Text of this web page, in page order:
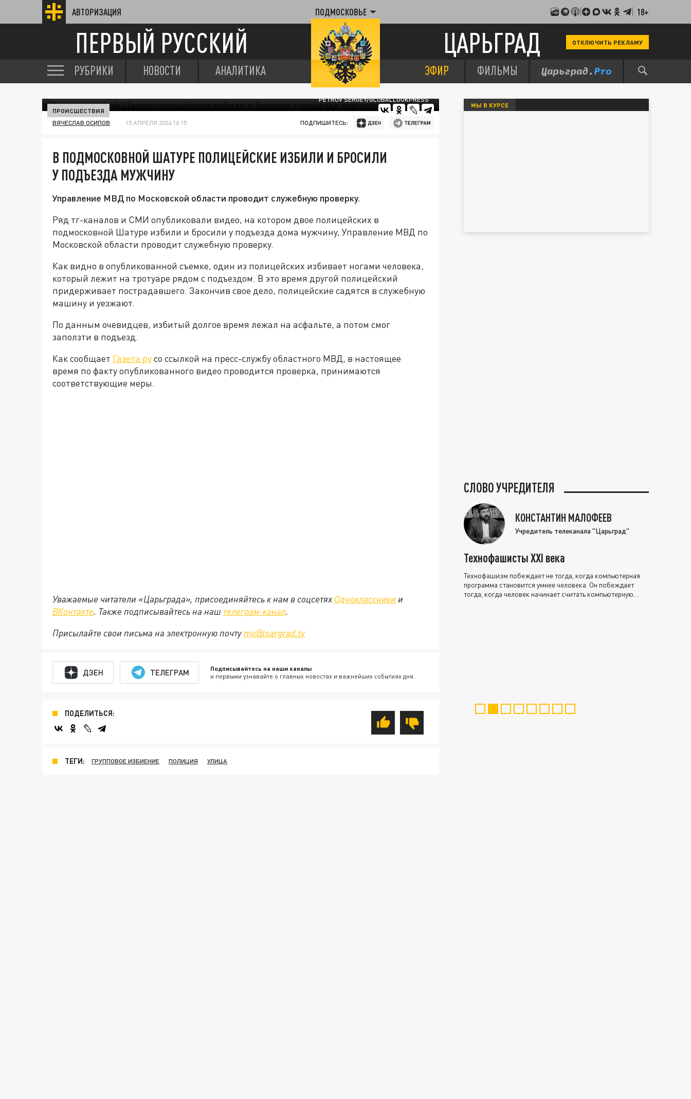
АВТОРИЗАЦИЯ ПОДМОСКОВЬЕ 18+
ПЕРВЫЙ РУССКИЙ ЦАРЬГРАД ОТКЛЮЧИТЬ РЕКЛАМУ
РУБРИКИ НОВОСТИ АНАЛИТИКА ЭФИР ФИЛЬМЫ
PETROV SERGEY/GLOBALLOOKPRESS
ПРОИСШЕСТВИЯ
ВЯЧЕСЛАВ ОСИПОВ 15 АПРЕЛЯ 2024 16:15 ПОДПИШИТЕСЬ:
В ПОДМОСКОВНОЙ ШАТУРЕ ПОЛИЦЕЙСКИЕ ИЗБИЛИ И БРОСИЛИ
У ПОДЪЕЗДА МУЖЧИНУ
Управление МВД по Московской области проводит служебную проверку.
Ряд тг-каналов и СМИ опубликовали видео, на котором двое полицейских в
подмосковной Шатуре избили и бросили у подъезда дома мужчину, Управление МВД по
Московской области проводит служебную проверку.
Как видно в опубликованной съемке, один из полицейских избивает ногами человека,
который лежит на тротуаре рядом с подъездом. В это время другой полицейский
придерживает пострадавшего. Закончив свое дело, полицейские садятся в служебную
машину и уезжают.
По данным очевидцев, избитый долгое время лежал на асфальте, а потом смог
заползти в подъезд.
Как сообщает Газета русо ссылкой на пресс-службу областного МВД, в настоящее
время по факту опубликованного видео проводится проверка, принимаются
соответствующие меры.
Уважаемые читатели «Царьграда», присоединяйтесь к нам в соцсетях Одноклассники и
ВКонтакте. Также подписывайтесь на наш телеграм-канал.
Присылайте свои письма на электронную почту mo@tsargrad.tv
ДЗЕН ТЕЛЕГРАМ Подписывайтесь на наши каналы
и первыми узнавайте о главных новостях и важнейших событиях дня.
ПОДЕЛИТЬСЯ:
ТЕГИ: ГРУППОВОЕ ИЗБИЕНИЕ ПОЛИЦИЯ УЛИЦА
МЫ В КУРСЕ
СЛОВО УЧРЕДИТЕЛЯ
КОНСТАНТИН МАЛОФЕЕВ
Учредитель телеканала "Царьград"
Технофашисты XXI века
Технофашизм побеждает не тогда, когда компьютерная
программа становится умнее человека. Он побеждает
тогда, когда человек начинает считать компьютерную